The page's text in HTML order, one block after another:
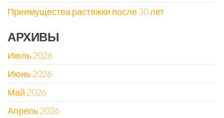
Преимущества растяжки после 30 лет
АРХИВЫ
Июль 2026
Июнь 2026
Май 2026
Апрель 2026